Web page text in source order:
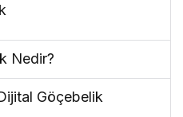
Nedir?
Göçebelik